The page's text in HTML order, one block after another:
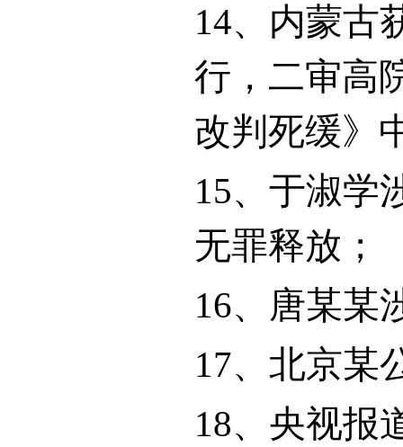
14、内蒙古
行，二审高
改判死缓》
15、于淑学
无罪释放；
16、唐某某
17、北京某
18、央视报